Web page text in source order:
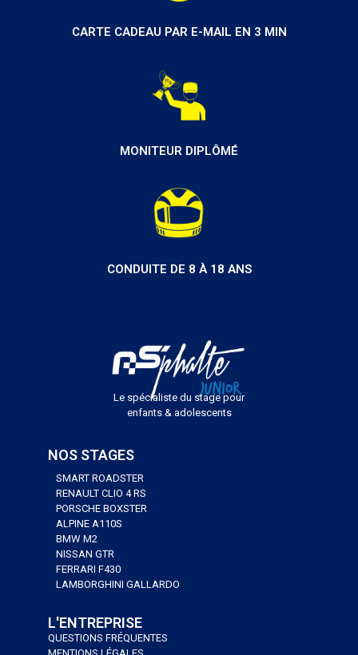
CARTE CADEAU PAR E-MAIL EN 3 MIN
MONITEUR DIPLÔMÉ
CONDUITE DE 8 À 18 ANS
Le spécialiste du stage pour
enfants & adolescents
NOS STAGES
SMART ROADSTER
RENAULT CLIO 4 RS
PORSCHE BOXSTER
ALPINE A110S
BMW M2
NISSAN GTR
FERRARI F430
LAMBORGHINI GALLARDO
L'ENTREPRISE
QUESTIONS FRÉQUENTES